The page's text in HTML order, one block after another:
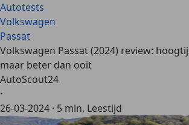
Autotests
Volkswagen
Passat
Volkswagen Passat (2024) review:
maar beter dan ooit
AutoScout24
·
26-03-2024 · 5 min. Leestijd